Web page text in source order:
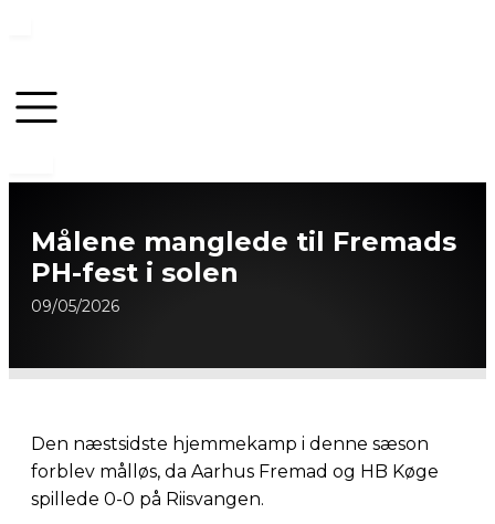
Målene manglede til Fremads
PH-fest i solen
09/05/2026
Den næstsidste hjemmekamp i denne sæson
forblev målløs, da Aarhus Fremad og HB Køge
spillede 0-0 på Riisvangen.